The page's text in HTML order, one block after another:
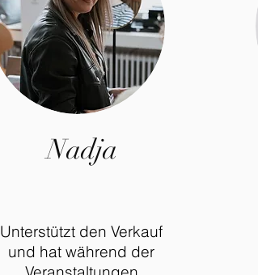
Nadja
Unterstützt den Verkauf
und hat während der